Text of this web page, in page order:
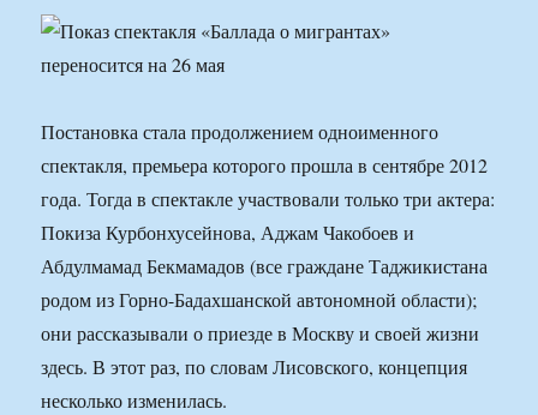
Постановка стала продолжением одноименного
спектакля, премьера которого прошла в сентябре 2012
года. Тогда в спектакле участвовали только три актера:
Покиза Курбонхусейнова, Аджам Чакобоев и
Абдулмамад Бекмамадов (все граждане Таджикистана
родом из Горно-Бадахшанской автономной области);
они рассказывали о приезде в Москву и своей жизни
здесь. В этот раз, по словам Лисовского, концепция
несколько изменилась.